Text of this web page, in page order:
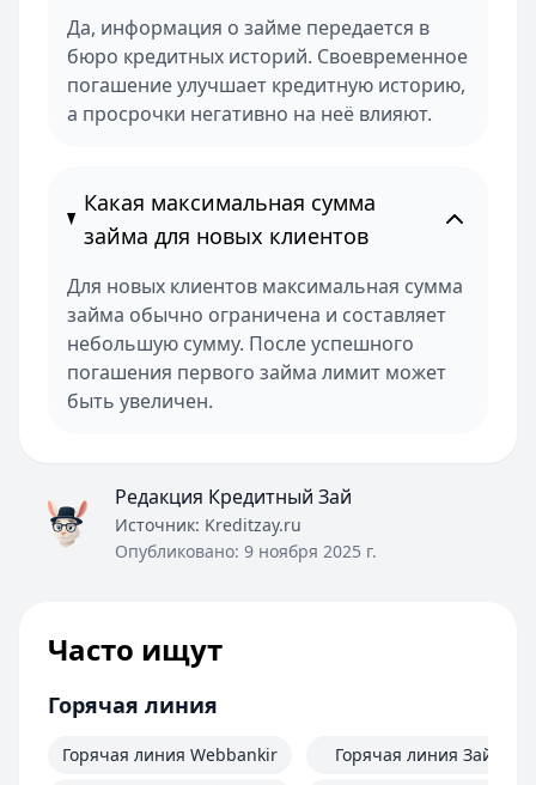
Да, информация о займе передается в
бюро кредитных историй. Своевременное
погашение улучшает кредитную историю,
а просрочки негативно на неё влияют.
Какая максимальная сумма
займа для новых клиентов
Для новых клиентов максимальная сумма
займа обычно ограничена и составляет
небольшую сумму. После успешного
погашения первого займа лимит может
быть увеличен.
Редакция Кредитный Зай
Источник: Kreditzay.ru
Опубликовано: 9 ноября 2025 г.
Часто ищут
Горячая линия
Горячая линия Webbankir
Горячая линия Займер